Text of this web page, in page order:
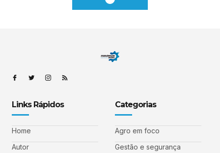
Links Rápidos
Home
Autor
Categorias
Agro em foco
Gestão e segurança